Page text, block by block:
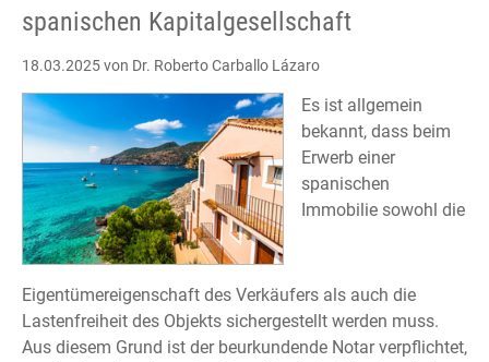
spanischen Kapitalgesellschaft
18.03.2025von Dr. Roberto Carballo Lázaro
Es ist allgemein
bekannt, dass beim
Erwerb einer
spanischen
Immobilie sowohl die
Eigentümereigenschaft des Verkäufers als auch die
Lastenfreiheit des Objekts sichergestellt werden muss.
Aus diesem Grund ist der beurkundende Notar verpflichtet,